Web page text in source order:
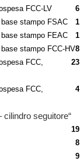
FCC-LV
6
stampo FSAC
1
stampo FEAC
1
stampo FCC-HV8
FCC,
23
FCC,
4
cilindro seguitore“
19
8
9